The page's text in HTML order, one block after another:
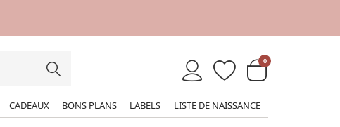
0
CADEAUX BONS PLANS LABELS LISTE DE NAISSANCE